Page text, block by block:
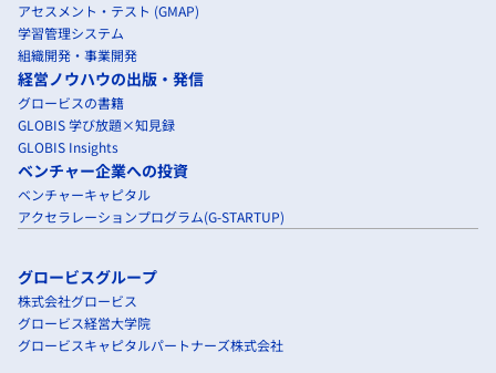
アセスメント・テスト (GMAP)
学習管理システム
組織開発・事業開発
経営ノウハウの出版・発信
グロービスの書籍
GLOBIS 学び放題×知見録
GLOBIS Insights
ベンチャー企業への投資
ベンチャーキャピタル
アクセラレーションプログラム(G-STARTUP)
グロービスグループ
株式会社グロービス
グロービス経営大学院
グロービスキャピタルパートナーズ株式会社